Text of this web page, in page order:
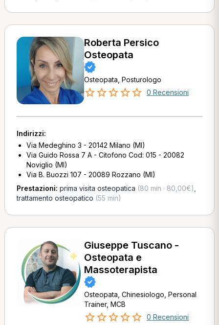
Roberta Persico
Osteopata
Osteopata, Posturologo
0 Recensioni
Indirizzi:
Via Medeghino 3 - 20142 Milano (MI)
Via Guido Rossa 7 A - Citofono Cod: 015 - 20082
Noviglio (MI)
Via B. Buozzi 107 - 20089 Rozzano (MI)
Prestazioni: prima visita osteopatica (80 min · 80,00€)
trattamento osteopatico (55 min)
Giuseppe Tuscano -
Osteopata e
Massoterapista
Osteopata, Chinesiologo, Personal
Trainer, MCB
0 Recensioni